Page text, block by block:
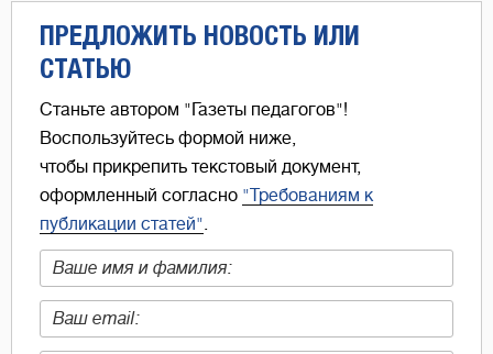
ПРЕДЛОЖИТЬ НОВОСТЬ ИЛИ
СТАТЬЮ
Станьте автором "Газеты педагогов"!
Воспользуйтесь формой ниже,
чтобы прикрепить текстовый документ,
оформленный согласно "Требованиям к
публикации статей".